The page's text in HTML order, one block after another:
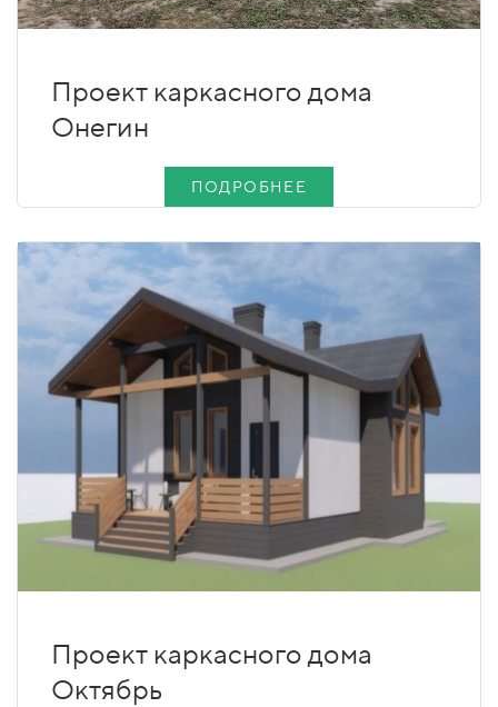
Проект каркасного дома
Онегин
ПОДРОБНЕЕ
Проект каркасного дома
Октябрь